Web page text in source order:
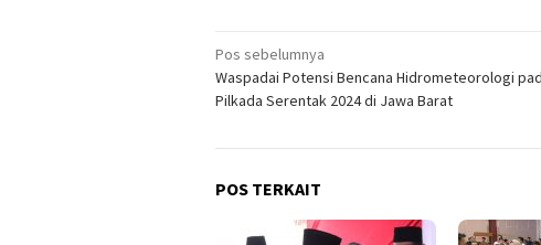
Navigasi
pos
Pos sebelumnya
Waspadai Potensi Bencana Hidrometeorologi
Pilkada Serentak 2024 di Jawa Barat
POS TERKAIT